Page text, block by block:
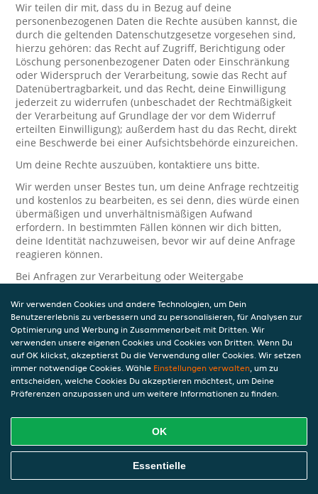
Wir teilen dir mit, dass du in Bezug auf deine
personenbezogenen Daten die Rechte ausüben kannst, die
durch die geltenden Datenschutzgesetze vorgesehen sind,
hierzu gehören: das Recht auf Zugriff, Berichtigung oder
Löschung personenbezogener Daten oder Einschränkung
oder Widerspruch der Verarbeitung, sowie das Recht auf
Datenübertragbarkeit, und das Recht, deine Einwilligung
jederzeit zu widerrufen (unbeschadet der Rechtmäßigkeit
der Verarbeitung auf Grundlage der vor dem Widerruf
erteilten Einwilligung); außerdem hast du das Recht, direkt
eine Beschwerde bei einer Aufsichtsbehörde einzureichen.
Um deine Rechte auszuüben, kontaktiere uns bitte.
Wir werden unser Bestes tun, um deine Anfrage rechtzeitig
und kostenlos zu bearbeiten, es sei denn, dies würde einen
übermäßigen und unverhältnismäßigen Aufwand
erfordern. In bestimmten Fällen können wir dich bitten,
deine Identität nachzuweisen, bevor wir auf deine Anfrage
reagieren können.
Bei Anfragen zur Verarbeitung oder Weitergabe
und/oder JET Pay Card wende dich bitte an die Person, die
dir das JET Pay-Guthaben gewährt (das kann dein
Arbeitgeber, Geschäftspartner usw. sein). Dies ist
erforderlich, da JET und die Person, die dir das Guthaben
gewährt, eine separate Verantwortung für die Verarbeitung
und den Schutz deiner personenbezogenen Daten haben.
Solltest du weitere Fragen oder Beschwerden in Bezug auf
kontaktieren wir dich gerne. Wir würden uns auch über
Tipps oder Vorschläge zur Verbesserung unserer Erklärung
freuen.
Sicherheit
Wir verwenden Cookies und andere Technologien, um Dein
Benutzererlebnis zu verbessern und zu personalisieren, für Analysen zur
Optimierung und Werbung in Zusammenarbeit mit Dritten. Wir
verwenden unsere eigenen Cookies und Cookies von Dritten. Wenn Du
auf OK klickst, akzeptierst Du die Verwendung aller Cookies. Wir setzen
immer notwendige Cookies. Wähle Einstellungen verwalten, um zu
entscheiden, welche Cookies Du akzeptieren möchtest, um Deine
Präferenzen anzupassen und um weitere Informationen zu finden.
OK
Essentielle